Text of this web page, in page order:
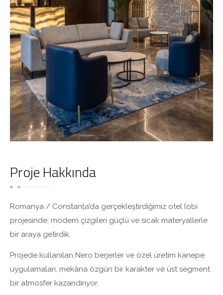
Proje Hakkında
Romanya / Constanța’da gerçekleştirdiğimiz otel lobi
projesinde; modern çizgileri güçlü ve sıcak materyallerle
bir araya getirdik.
Projede kullanılan Nero berjerler ve özel üretim kanepe
uygulamaları, mekâna özgün bir karakter ve üst segment
bir atmosfer kazandırıyor.